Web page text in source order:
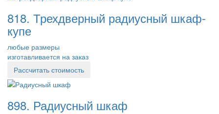
818. Трехдверный радиусный шкаф-
купе
любые размеры
изготавливается на заказ
Рассчитать стоимость
898. Радиусный шкаф